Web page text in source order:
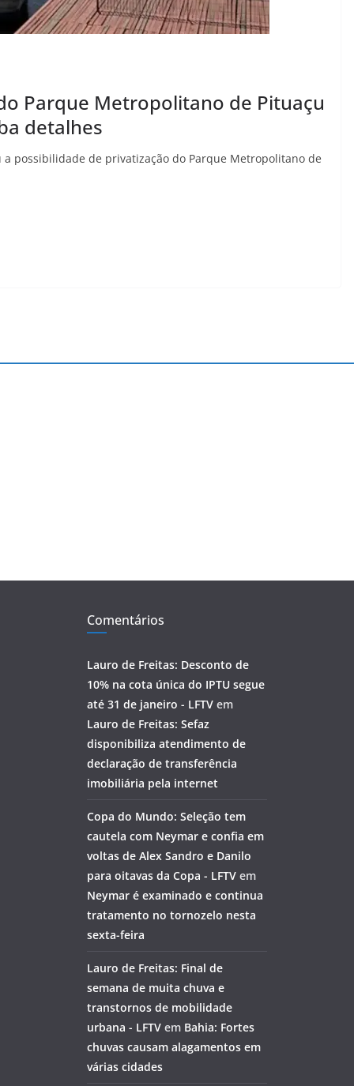
Parque Metropolitano de Pituaçu
detalhes
possibilidade de privatização do Parque Metropolitano de
Comentários
Lauro de Freitas: Desconto de
10% na cota única do IPTU segue
até 31 de janeiro - LFTV em
Lauro de Freitas: Sefaz
disponibiliza atendimento de
declaração de transferência
imobiliária pela internet
Copa do Mundo: Seleção tem
cautela com Neymar e confia em
voltas de Alex Sandro e Danilo
para oitavas da Copa - LFTV em
Neymar é examinado e continua
tratamento no tornozelo nesta
sexta-feira
Lauro de Freitas: Final de
semana de muita chuva e
transtornos de mobilidade
urbana - LFTV em Bahia: Fortes
chuvas causam alagamentos em
várias cidades